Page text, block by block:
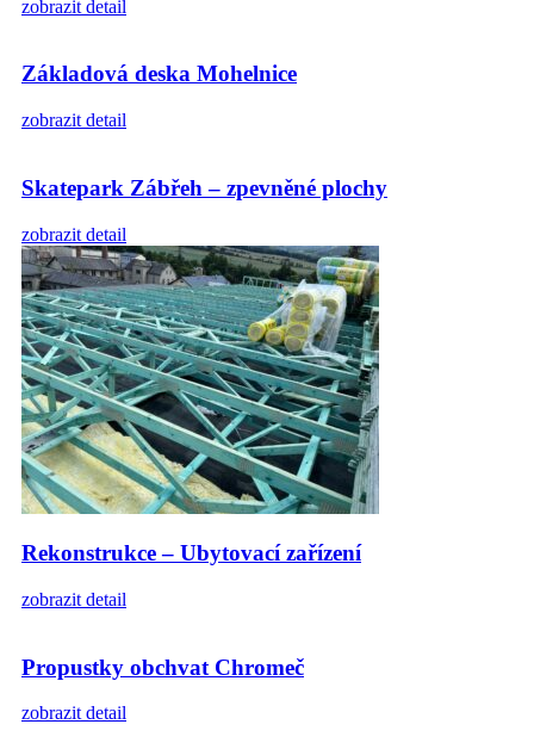
zobrazit detail
Základová deska Mohelnice
zobrazit detail
Skatepark Zábřeh – zpevněné plochy
zobrazit detail
Rekonstrukce – Ubytovací zařízení
zobrazit detail
Propustky obchvat Chromeč
zobrazit detail